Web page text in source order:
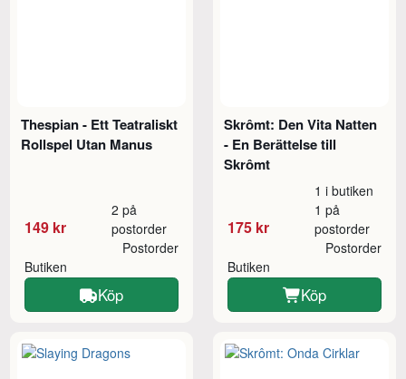
Thespian - Ett Teatraliskt
Rollspel Utan Manus
149 kr
2 på
postorder
Butiken
Postorder
Köp
Skrômt: Den Vita Natten
- En Berättelse till
Skrômt
175 kr
1 i butiken
1 på
postorder
Butiken
Postorder
Köp